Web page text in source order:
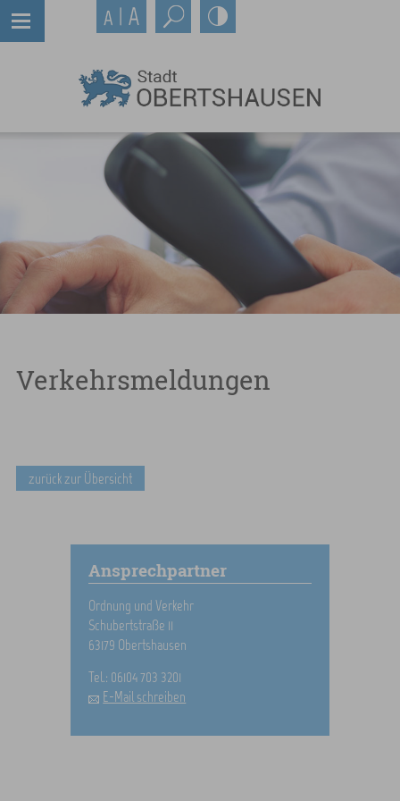
Verkehrsmeldungen
zurück zur Übersicht
Ansprechpartner
Ordnung und Verkehr
Schubertstraße 11
63179 Obertshausen
Tel.: 06104 703 3201
E-Mail schreiben